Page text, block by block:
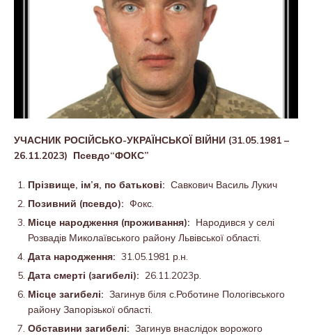
УЧАСНИК РОСІЙСЬКО-УКРАЇНСЬКОЇ ВІЙНИ (31.05.1981 –
26.11.2023) Псевдо“ФОКС”
Прізвище, ім’я, по батькові: Савкович Василь Лукич
Позивний (псевдо): Фокс.
Місце народження (проживання): Народився у селі
Розвадів Миколаївського району Львівської області.
Дата народження: 31.05.1981 р.н.
Дата смерті (загибелі): 26.11.2023р.
Місце загибелі: Загинув біля с.Роботине Пологівського
району Запорізької області.
Обставини загибелі: Загинув внаслідок ворожого